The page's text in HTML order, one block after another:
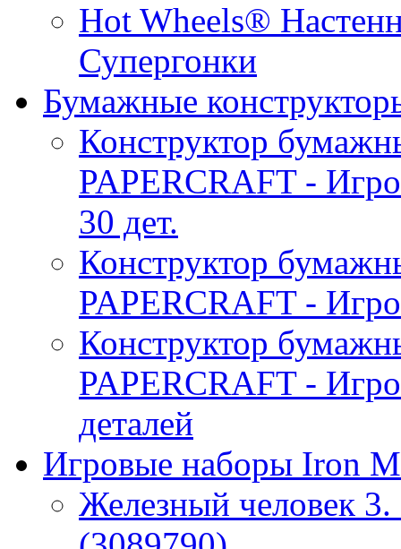
Hot Wheels®
Супергонки
Бумажные
Конструктор
PAPERCRAFT -
30 дет.
Конструктор
PAPERCRAFT -
Конструктор
PAPERCRAFT -
деталей
Игровые наборы Iron
Железный человек